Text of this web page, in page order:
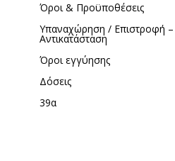
Όροι & Προϋποθέσεις
Υπαναχώρηση / Επιστροφή –
Αντικατάσταση
Όροι εγγύησης
Δόσεις
39α